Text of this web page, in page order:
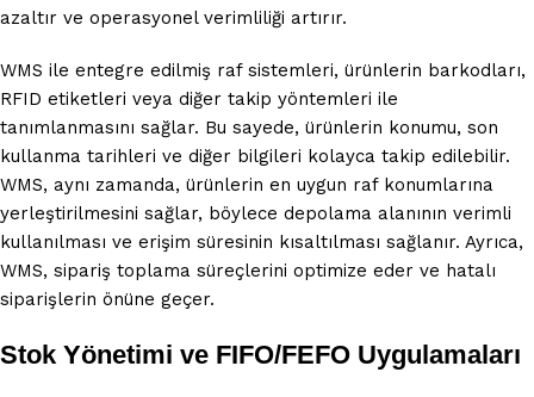
azaltır ve operasyonel verimliliği artırır.
WMS ile entegre edilmiş raf sistemleri, ürünlerin barkodları,
RFID etiketleri veya diğer takip yöntemleri ile
tanımlanmasını sağlar. Bu sayede, ürünlerin konumu, son
kullanma tarihleri ve diğer bilgileri kolayca takip edilebilir.
WMS, aynı zamanda, ürünlerin en uygun raf konumlarına
yerleştirilmesini sağlar, böylece depolama alanının verimli
kullanılması ve erişim süresinin kısaltılması sağlanır. Ayrıca,
WMS, sipariş toplama süreçlerini optimize eder ve hatalı
siparişlerin önüne geçer.
Stok Yönetimi ve FIFO/FEFO Uygulamaları